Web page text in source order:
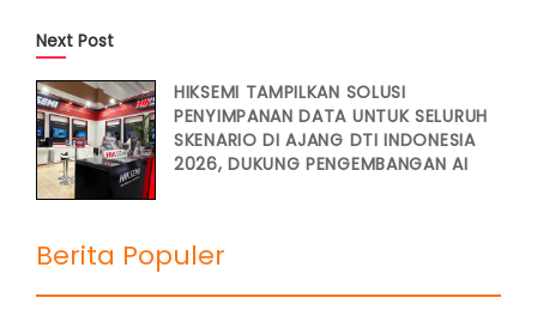
Next Post
HIKSEMI TAMPILKAN SOLUSI
PENYIMPANAN DATA UNTUK SELURUH
SKENARIO DI AJANG DTI INDONESIA
2026, DUKUNG PENGEMBANGAN AI
Berita Populer